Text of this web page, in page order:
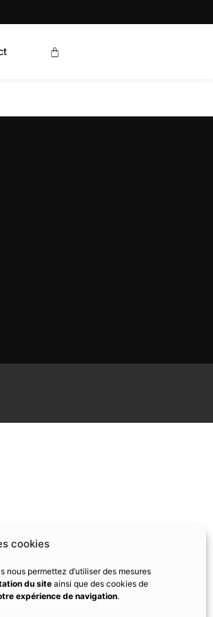
cookies
nous permettez d’utiliser des mesures
du site ainsi que des cookies de
expérience de navigation.